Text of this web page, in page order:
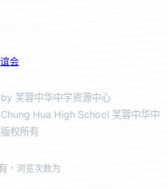
会
芙蓉中华中学资源中心
Hua High School 芙蓉中华中
权所有
，浏览次数为